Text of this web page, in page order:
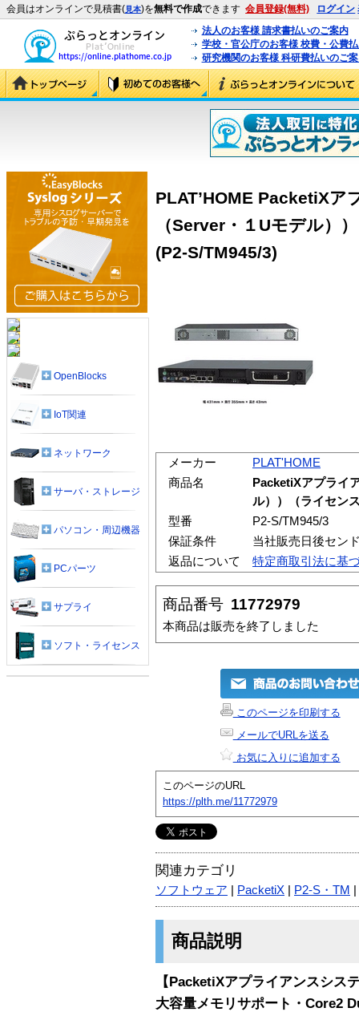
会員はオンラインで見積書(見本)を無料で作成できます 会員登録(無料) ログイン
法人のお客様 請求書払いのご案内
学校・官公庁のお客様 校費・公費
研究機関のお客様 科研費払いのご
PLAT’HOME PacketiXア
（Server・１Uモデル）
(P2-S/TM945/3)
メーカー
PLAT'HOME
商品名
PacketiXアプライ
ル））（ライセン
型番
P2-S/TM945/3
保証条件
当社販売日後セン
返品について
特定商取引法に基
商品番号 11772979
本商品は販売を終了しました
このページを印刷する
メールでURLを送る
お気に入りに追加する
このページのURL
https://plth.me/11772979
関連カテゴリ
ソフトウェア PacketiX P2-S・TM
商品説明
【PacketiXアプライアンスシス
大容量メモリサポート・Core2
OpenBlocks
IoT関連
ネットワーク
サーバ・ストレージ
パソコン・周辺機器
PCパーツ
サプライ
ソフト・ライセンス